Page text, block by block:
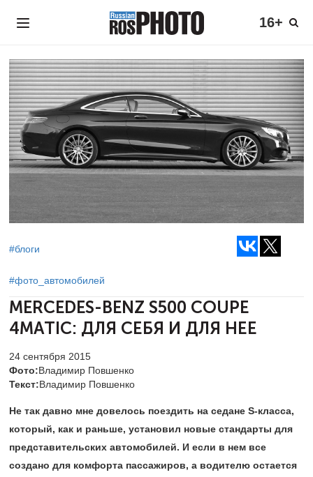
16+
#блоги
#фото_автомобилей
MERCEDES-BENZ S500 COUPE
4MATIC: ДЛЯ СЕБЯ И ДЛЯ НЕЕ
24 сентября 2015
Фото:Владимир Повшенко
Текст:Владимир Повшенко
Не так давно мне довелось поездить на седане S-класса,
который, как и раньше, установил новые стандарты для
представительских автомобилей. И если в нем все
создано для комфорта пассажиров, а водителю остается